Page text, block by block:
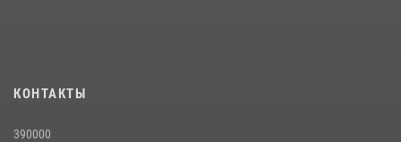
КОНТАКТЫ
390000